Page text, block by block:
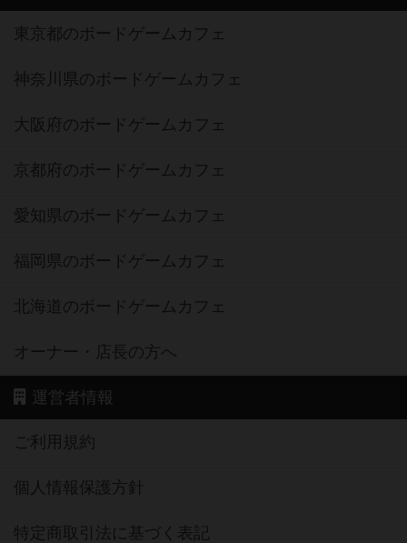
東京都のボードゲームカフェ
神奈川県のボードゲームカフェ
大阪府のボードゲームカフェ
京都府のボードゲームカフェ
愛知県のボードゲームカフェ
福岡県のボードゲームカフェ
北海道のボードゲームカフェ
オーナー・店長の方へ
運営者情報
ご利用規約
個人情報保護方針
特定商取引法に基づく表記